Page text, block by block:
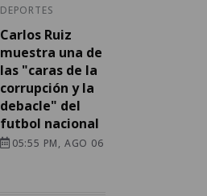
DEPORTES
Carlos Ruiz
muestra una de
las "caras de la
corrupción y la
debacle" del
futbol nacional
05:55 PM, AGO 06